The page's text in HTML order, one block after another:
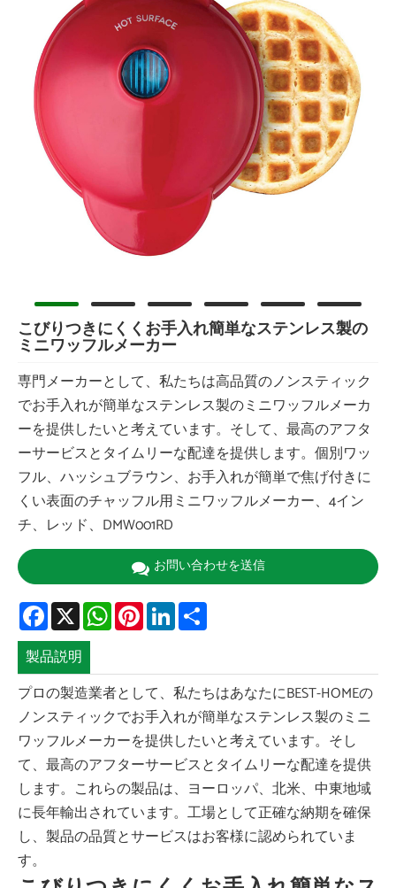
こびりつきにくくお手入れ簡単なステンレス製の
ミニワッフルメーカー
専門メーカーとして、私たちは高品質のノンスティック
でお手入れが簡単なステンレス製のミニワッフルメーカ
ーを提供したいと考えています。そして、最高のアフタ
ーサービスとタイムリーな配達を提供します。個別ワッ
フル、ハッシュブラウン、お手入れが簡単で焦げ付きに
くい表面のチャッフル用ミニワッフルメーカー、4イン
チ、レッド、DMW001RD
お問い合わせを送信
Facebook
X WhatsAppPinterestLinkedIn
製品説明
プロの製造業者として、私たちはあなたにBEST-HOMEの
ノンスティックでお手入れが簡単なステンレス製のミニ
ワッフルメーカーを提供したいと考えています。そし
て、最高のアフターサービスとタイムリーな配達を提供
します。これらの製品は、ヨーロッパ、北米、中東地域
に長年輸出されています。工場として正確な納期を確保
し、製品の品質とサービスはお客様に認められていま
す。